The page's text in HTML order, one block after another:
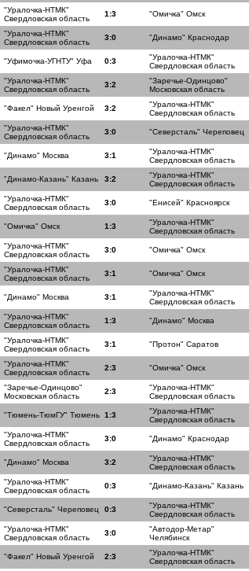
"Уралочка-НТМК"
Свердловская область
1:3 "Омичка" Омск
"Уралочка-НТМК"
Свердловская область
3:0 "Динамо" Краснодар
"Уфимочка-УГНТУ" Уфа 0:3
"Уралочка-НТМК"
Свердловская область
"Уралочка-НТМК"
Свердловская область
3:2
"Заречье-Одинцово"
Московская область
"Факел" Новый Уренгой 3:2
"Уралочка-НТМК"
Свердловская область
"Уралочка-НТМК"
Свердловская область
3:0 "Северсталь" Череповец
"Динамо" Москва 3:1
"Уралочка-НТМК"
Свердловская область
"Динамо-Казань" Казань 3:2
"Уралочка-НТМК"
Свердловская область
"Уралочка-НТМК"
Свердловская область
3:0 "Енисей" Красноярск
"Омичка" Омск 1:3
"Уралочка-НТМК"
Свердловская область
"Уралочка-НТМК"
Свердловская область
3:0 "Омичка" Омск
"Уралочка-НТМК"
Свердловская область
3:1 "Омичка" Омск
"Динамо" Москва 3:1
"Уралочка-НТМК"
Свердловская область
"Уралочка-НТМК"
Свердловская область
1:3 "Динамо" Москва
"Уралочка-НТМК"
Свердловская область
3:1 "Протон" Саратов
"Уралочка-НТМК"
Свердловская область
2:3 "Омичка" Омск
"Заречье-Одинцово"
Московская область
2:3
"Уралочка-НТМК"
Свердловская область
"Тюмень-ТюмГУ" Тюмень 1:3
"Уралочка-НТМК"
Свердловская область
"Уралочка-НТМК"
Свердловская область
3:0 "Динамо" Краснодар
"Динамо" Москва 3:2
"Уралочка-НТМК"
Свердловская область
"Уралочка-НТМК"
Свердловская область
0:3 "Динамо-Казань" Казань
"Северсталь" Череповец 0:3
"Уралочка-НТМК"
Свердловская область
"Уралочка-НТМК"
Свердловская область
3:0
"Автодор-Метар"
Челябинск
"Факел" Новый Уренгой 2:3
"Уралочка-НТМК"
Свердловская область